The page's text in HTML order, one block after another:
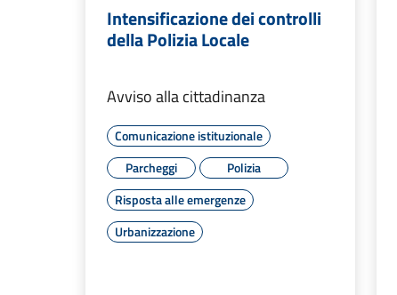
Intensificazione dei controlli
della Polizia Locale
Avviso alla cittadinanza
Comunicazione istituzionale
Parcheggi
Polizia
Risposta alle emergenze
Urbanizzazione